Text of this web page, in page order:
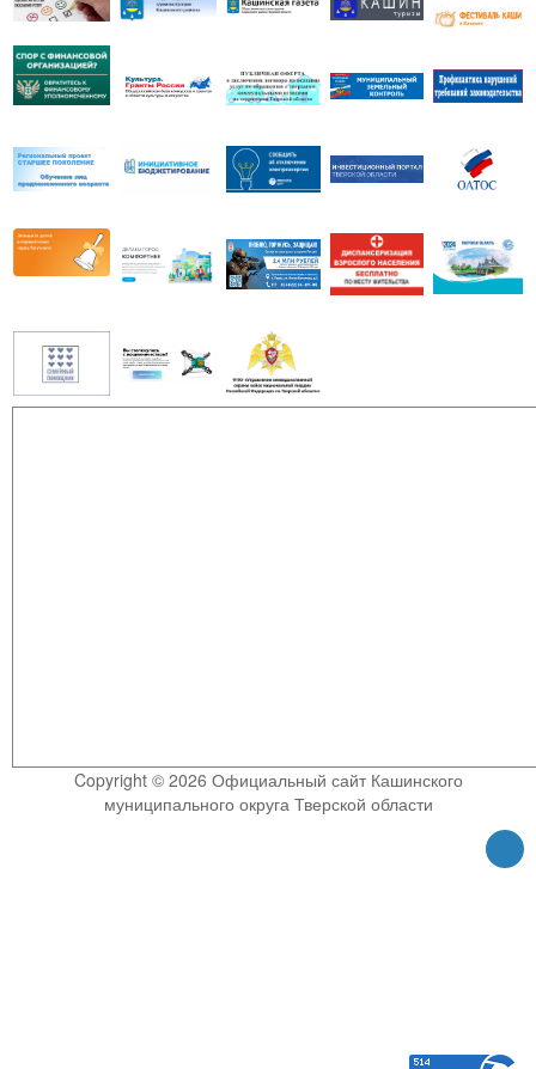
Copyright © 2026 Официальный сайт Кашинского
муниципального округа Тверской области